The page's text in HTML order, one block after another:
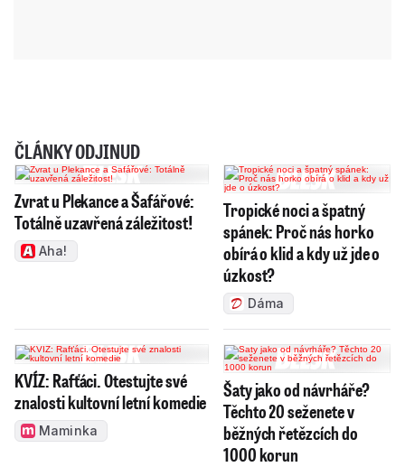
ČLÁNKY ODJINUD
Zvrat u Plekance a Šafářové:
Totálně uzavřená záležitost!
Aha!
Tropické noci a špatný
spánek: Proč nás horko
obírá o klid a kdy už jde o
úzkost?
Dáma
KVÍZ: Rafťáci. Otestujte své
znalosti kultovní letní komedie
Maminka
Šaty jako od návrháře?
Těchto 20 seženete v
běžných řetězcích do
1000 korun